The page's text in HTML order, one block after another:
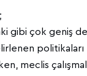
gibi çok
meclis